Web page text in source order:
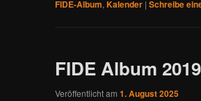
FIDE-Album, Kalender | Schreibe
FIDE Album
Veröffentlicht am 1. August 2025